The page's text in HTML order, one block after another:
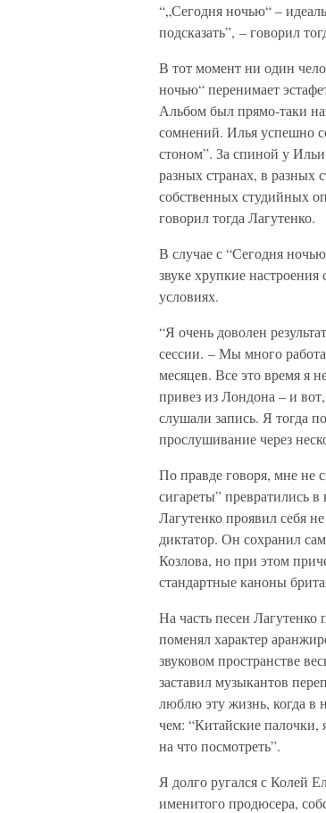
“„Сегодня ночью“ –
подсказать”, – говорил
В тот момент ни один
ночью“ перенимает
Альбом был прямо-таки
сомнений. Илья успешно
стоном”. За спиной у
разных странах, в разных
собственных студийных
говорил тогда Лагутенко.
В случае с “Сегодня
звуке хрупкие
условиях.
“Я очень доволен
сессии. – Мы много
месяцев. Все это время я
привез из Лондона – и
слушали запись. Я тогда
прослушивание через
По правде говоря, мне не
сигареты” превратились
Лагутенко проявил себя
диктатор. Он сохранил
Козлова, но при этом
стандартные каноны
На часть песен Лагутенко
поменял характер
звуковом пространстве
заставил музыкантов
люблю эту жизнь, когда в
чем: “Китайские палочки,
на что посмотреть”.
Я долго ругался с Колей
именитого продюсера,